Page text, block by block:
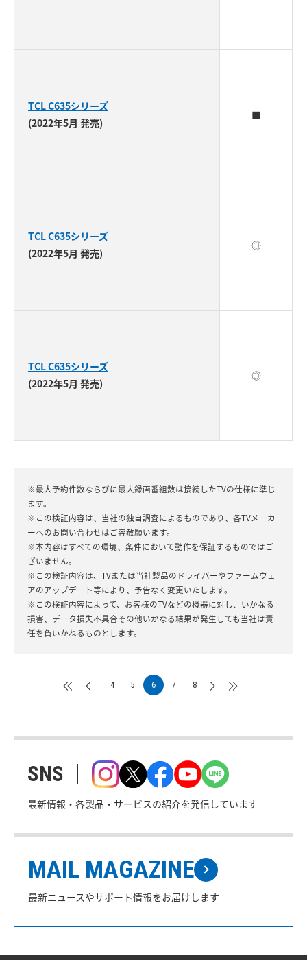
TCL C635シリーズ
(2022年5月 発売)
■
TCL C635シリーズ
(2022年5月 発売)
◎
TCL C635シリーズ
(2022年5月 発売)
◎
※最大予約件数ならびに最大録画番組数は接続したTVの仕様に準じ
ます。
※この検証内容は、当社の独自調査によるものであり、各TVメーカ
ーへのお問い合わせはご容赦願います。
※本内容はすべての環境、条件において動作を保証するものではご
ざいません。
※この検証内容は、TVまたは当社製品のドライバーやファームウェ
アのアップデート等により、予告なく変更いたします。
※この検証内容によって、お客様のTVなどの機器に対し、いかなる
損害、データ損失不具合その他いかなる結果が発生しても当社は責
任を負いかねるものとします。
4 5 6 7 8
SNS
最新情報・各製品・サービスの紹介を発信しています
MAIL MAGAZINE
最新ニュースやサポート情報をお届けします